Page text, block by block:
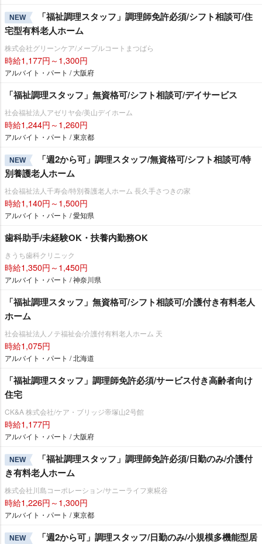
NEW
「福祉調理スタッフ」調理師免許必須/シフト相談可/住
宅型有料老人ホーム
株式会社グリーンケア/メープルコートまつばら
時給1,177円～1,300円
アルバイト・パート / 大阪府
「福祉調理スタッフ」無資格可/シフト相談可/デイサービス
社会福祉法人アゼリヤ会/美山デイホーム
時給1,244円～1,260円
アルバイト・パート / 東京都
NEW
「週2から可」調理スタッフ/無資格可/シフト相談可/特
別養護老人ホーム
社会福祉法人千寿会/特別養護老人ホーム 長久手さつきの家
時給1,140円～1,500円
アルバイト・パート / 愛知県
歯科助手/未経験OK・扶養内勤務OK
きうち歯科クリニック
時給1,350円～1,450円
アルバイト・パート / 神奈川県
「福祉調理スタッフ」無資格可/シフト相談可/介護付き有料老人
ホーム
社会福祉法人ノテ福祉会/介護付有料老人ホーム 天
時給1,075円
アルバイト・パート / 北海道
「福祉調理スタッフ」調理師免許必須/サービス付き高齢者向け
住宅
CK&A 株式会社/ケア・ブリッジ帝塚山2号館
時給1,177円
アルバイト・パート / 大阪府
NEW
「福祉調理スタッフ」調理師免許必須/日勤のみ/介護付
き有料老人ホーム
株式会社川島コーポレーション/サニーライフ東糀谷
時給1,226円～1,300円
アルバイト・パート / 東京都
NEW 「週2から可」調理スタッフ/日勤のみ/小規模多機能型居